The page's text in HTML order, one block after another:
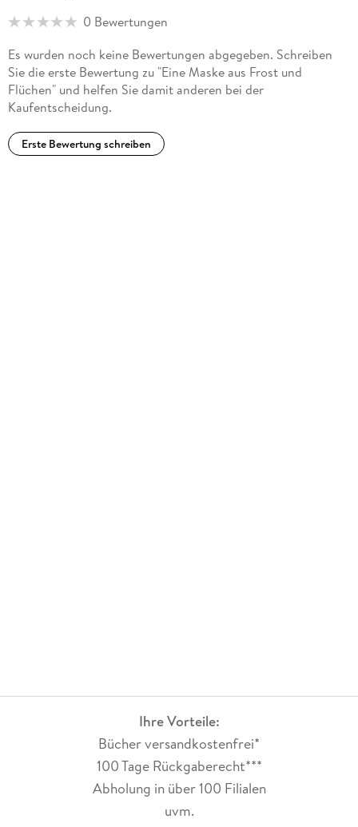
0 Bewertungen
Es wurden noch keine Bewertungen abgegeben. Schreiben
Sie die erste Bewertung zu "Eine Maske aus Frost und
Flüchen" und helfen Sie damit anderen bei der
Kaufentscheidung.
Erste Bewertung schreiben
Ihre Vorteile:
Bücher versandkostenfrei*
100 Tage Rückgaberecht***
Abholung in über 100 Filialen
uvm.